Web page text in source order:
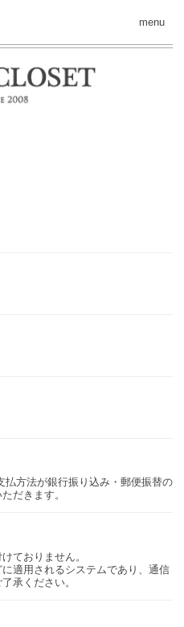
menu
払方法が銀行振り込み・郵便振替の
だきます。
ておりません。
適用されるシステムであり、通信
承ください。